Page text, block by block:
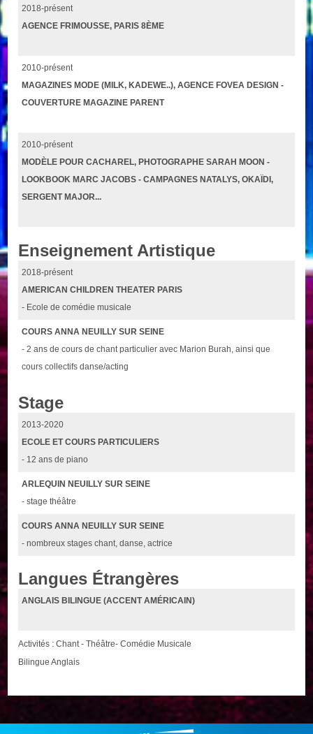
2018-présent
AGENCE FRIMOUSSE, PARIS 8ÈME
2010-présent
MAGAZINES MODE (MILK, KADEWE..), AGENCE FOVEA DESIGN -
COUVERTURE MAGAZINE PARENT
2010-présent
MODÈLE POUR CACHAREL, PHOTOGRAPHE SARAH MOON -
LOOKBOOK MARC JACOBS - CAMPAGNES NATALYS, OKAÏDI,
SERGENT MAJOR...
Enseignement Artistique
2018-présent
AMERICAN CHILDREN THEATER PARIS
- Ecole de comédie musicale
COURS ANNA NEUILLY SUR SEINE
- 2 ans de cours de chant particulier avec Marion Burah, ainsi que
cours collectifs danse/acting
Stage
2013-2020
ECOLE ET COURS PARTICULIERS
- 12 ans de piano
ARLEQUIN NEUILLY SUR SEINE
- stage théâtre
COURS ANNA NEUILLY SUR SEINE
- nombreux stages chant, danse, actrice
Langues Étrangères
ANGLAIS BILINGUE (ACCENT AMÉRICAIN)
Activités : Chant - Théâtre- Comédie Musicale
Bilingue Anglais